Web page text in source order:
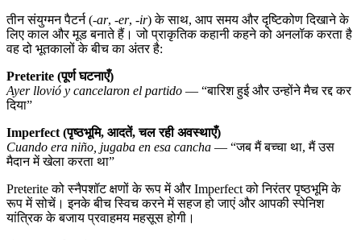
तीन संयुग्मन पैटर्न (-ar, -er, -ir) के साथ, आप समय और दृष्टिकोण दिखाने के
लिए काल और मूड बनाते हैं। जो प्राकृतिक कहानी कहने को अनलॉक करता है
वह दो भूतकालों के बीच का अंतर है:
Preterite (पूर्ण घटनाएँ)
Ayer llovió y cancelaron el partido — “बारिश हुई और उन्होंने मैच रद्द कर
दिया”
Imperfect (पृष्ठभूमि, आदतें, चल रही अवस्थाएँ)
Cuando era niño, jugaba en esa cancha — “जब मैं बच्चा था, मैं उस
मैदान में खेला करता था”
Preterite को स्नैपशॉट क्षणों के रूप में और Imperfect को निरंतर पृष्ठभूमि के
रूप में सोचें। इनके बीच स्विच करने में सहज हो जाएं और आपकी स्पेनिश
यांत्रिक के बजाय प्रवाहमय महसूस होगी।